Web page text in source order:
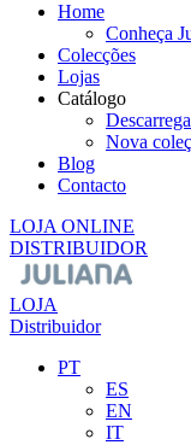
Home
Conheça
Colecções
Lojas
Catálogo
Nova
Blog
Contacto
LOJA ONLINE
DISTRIBUIDOR
LOJA
Distribuidor
PT
ES
EN
IT